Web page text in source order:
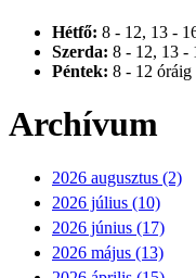
Hétfő: 8 - 12, 13 -
Szerda: 8 - 12, 13 -
Péntek: 8 - 12 óráig
Archívum
2026 augusztus (2)
2026 július (10)
2026 június (17)
2026 május (13)